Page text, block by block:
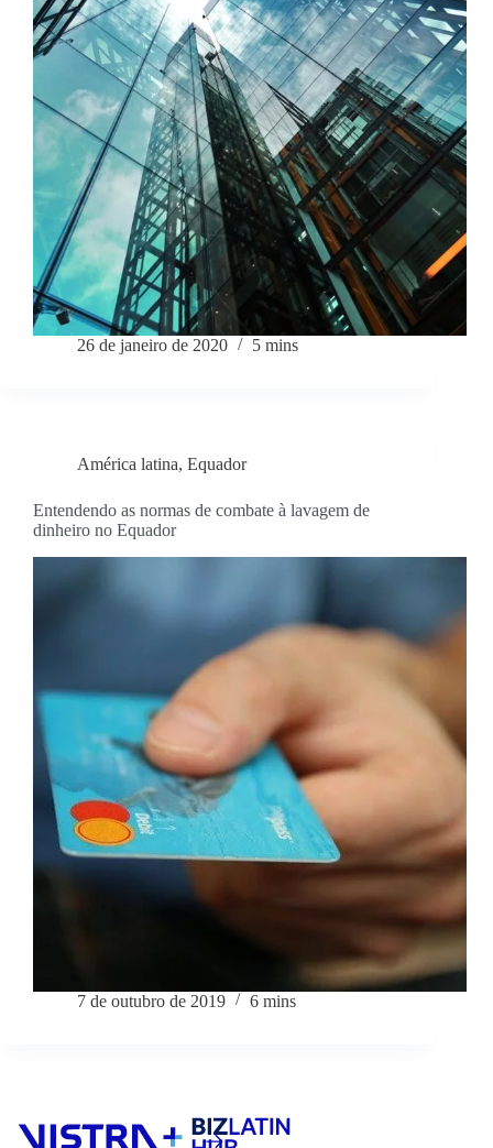
26 de janeiro de 2020 5 mins
América latina, Equador
Entendendo as normas de combate à lavagem de
dinheiro no Equador
7 de outubro de 2019 6 mins